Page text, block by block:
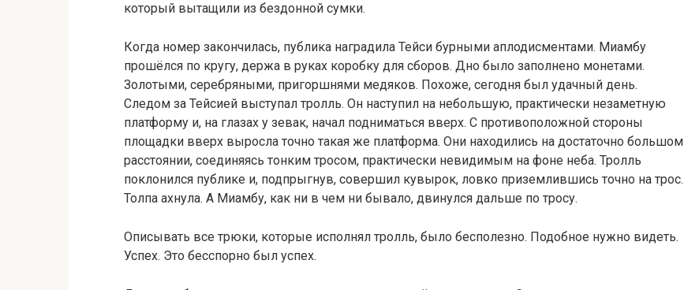
который вытащили из бездонной сумки.
Когда номер закончилась, публика наградила Тейси бурными аплодисментами. Миамбу
прошёлся по кругу, держа в руках коробку для сборов. Дно было заполнено монетами.
Золотыми, серебряными, пригоршнями медяков. Похоже, сегодня был удачный день.
Следом за Тейсией выступал тролль. Он наступил на небольшую, практически незаметную
платформу и, на глазах у зевак, начал подниматься вверх. С противоположной стороны
площадки вверх выросла точно такая же платформа. Они находились на достаточно большом
расстоянии, соединяясь тонким тросом, практически невидимым на фоне неба. Тролль
поклонился публике и, подпрыгнув, совершил кувырок, ловко приземлившись точно на трос.
Толпа ахнула. А Миамбу, как ни в чем ни бывало, двинулся дальше по тросу.
Описывать все трюки, которые исполнял тролль, было бесполезно. Подобное нужно видеть.
Успех. Это бесспорно был успех.